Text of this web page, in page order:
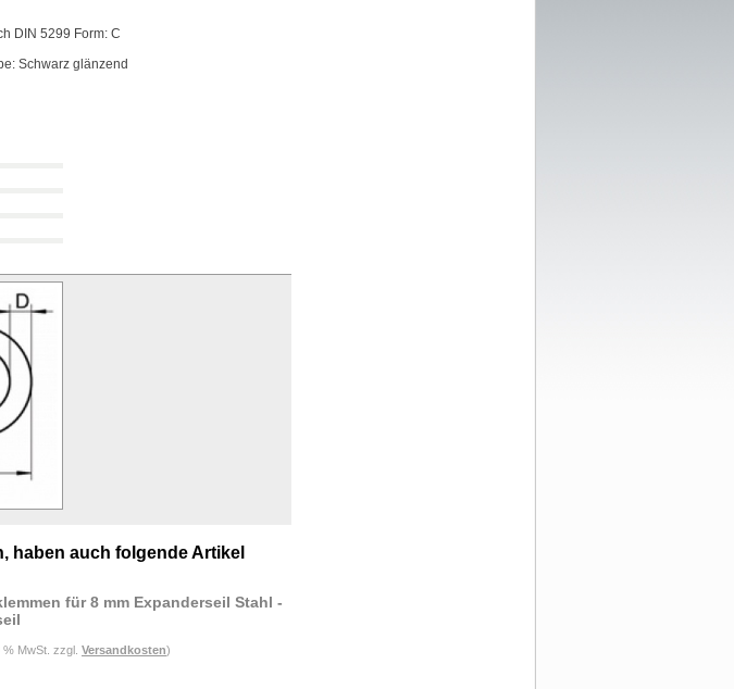
DIN 5299 Form: C
Schwarz glänzend
haben auch folgende Artikel
für 8 mm Expanderseil Stahl -
MwSt. zzgl. Versandkosten)